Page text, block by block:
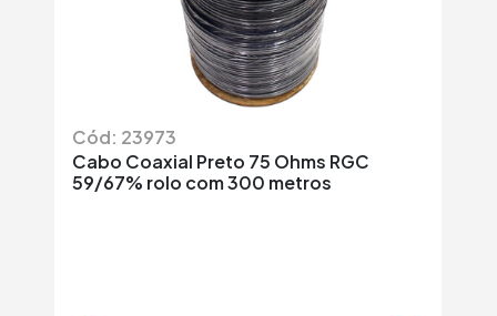
Cód: 23973
Cabo Coaxial Preto 75 Ohms RGC
59/67% rolo com 300 metros